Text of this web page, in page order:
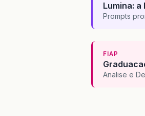
Lumina:
Prompts
FIAP
Analise e